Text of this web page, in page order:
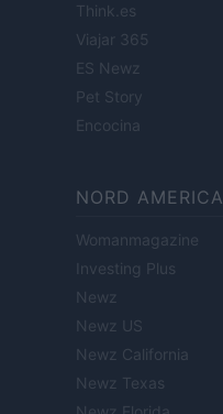
Think.es
Viajar 365
ES Newz
Pet Story
Encocina
NORD AMERICA
Womanmagazine
Investing Plus
Newz
Newz US
Newz California
Newz Texas